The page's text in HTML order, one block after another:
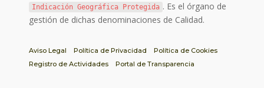
Indicación Geográfica Protegida . Es el órgano de
gestión de dichas denominaciones de Calidad.
Aviso Legal Política de Privacidad
Política de Cookies
Registro de Actividades
Portal de Transparencia